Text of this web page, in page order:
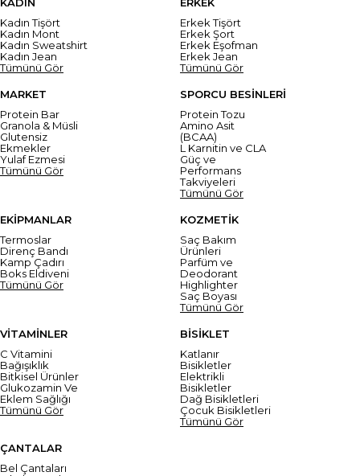
Kadın Tişört
Kadın Mont
Kadın Sweatshirt
Kadın Jean
Tümünü Gör
Erkek Tişört
Erkek Şort
Erkek Eşofman
Erkek Jean
Tümünü Gör
MARKET
Protein Bar
Granola & Müsli
Glutensiz
Ekmekler
Yulaf Ezmesi
Tümünü Gör
SPORCU BESİNLERİ
Protein Tozu
Amino Asit
(BCAA)
L Karnitin ve CLA
Güç ve
Performans
Takviyeleri
Tümünü Gör
EKİPMANLAR
Termoslar
Direnç Bandı
Kamp Çadırı
Boks Eldiveni
Tümünü Gör
KOZMETİK
Saç Bakım
Ürünleri
Parfüm ve
Deodorant
Highlighter
Saç Boyası
Tümünü Gör
VİTAMİNLER
C Vitamini
Bağışıklık
Bitkisel Ürünler
Glukozamin Ve
Eklem Sağlığı
Tümünü Gör
BİSİKLET
Katlanır
Bisikletler
Elektrikli
Bisikletler
Dağ Bisikletleri
Çocuk Bisikletleri
Tümünü Gör
ÇANTALAR
Bel Çantaları